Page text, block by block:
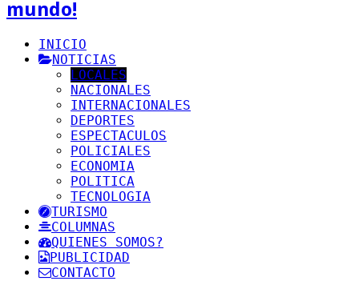
mundo!
INICIO
NOTICIAS
LOCALES
NACIONALES
INTERNACIONALES
DEPORTES
ESPECTACULOS
POLICIALES
ECONOMIA
POLITICA
TECNOLOGIA
TURISMO
COLUMNAS
QUIENES SOMOS?
PUBLICIDAD
CONTACTO